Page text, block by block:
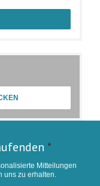
*
Mitteilungen
uns zu erhalten.